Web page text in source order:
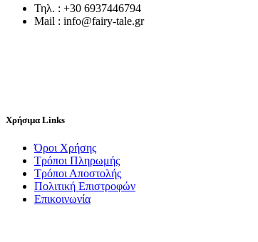
Τηλ. : +30 6937446794
Mail : info@fairy-tale.gr
Χρήσιμα Links
Όροι Χρήσης
Τρόποι Πληρωμής
Τρόποι Αποστολής
Πολιτική Επιστροφών
Επικοινωνία